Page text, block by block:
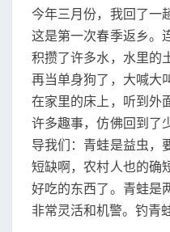
今年三月份，我回了一
这是第一次春季返乡。
积攒了许多水，水里的
再当单身狗了，大喊大
在家里的床上，听到外
许多趣事，仿佛回到了
导我们：青蛙是益虫，
短缺啊，农村人也的确
好吃的东西了。青蛙是
非常灵活和机警。钓青